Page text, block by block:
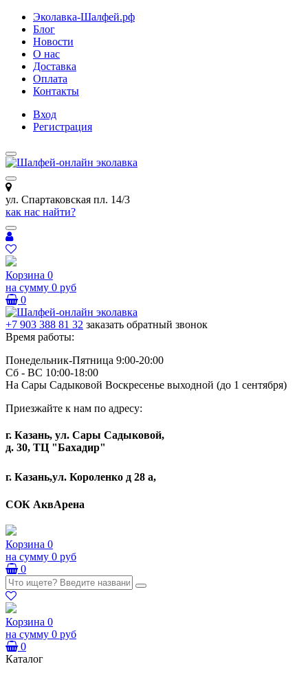
Эколавка-Шалфей.рф
Блог
Новости
О нас
Доставка
Оплата
Контакты
Вход
Регистрация
ул. Спартаковская пл. 14/3
как нас найти?
Корзина 0
на сумму 0 руб
0
+7 903 388 81 32 заказать обратный звонок
Время работы:
Понедельник-Пятница 9:00-20:00
Сб - ВС 10:00-18:00
На Сары Садыковой Воскресенье выходной (до 1 сентября)
Приезжайте к нам по адресу:
г. Казань, ул. Сары Садыковой,
д. 30, ТЦ "Бахадир"
г. Казань,ул. Короленко д 28 а,
СОК АквАрена
Корзина 0
на сумму 0 руб
0
Корзина 0
на сумму 0 руб
0
Каталог